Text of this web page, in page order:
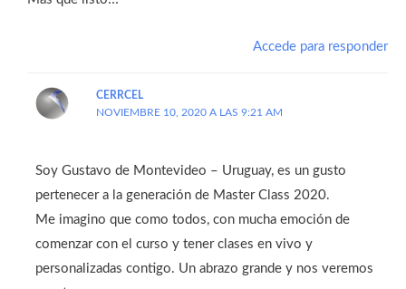
Accede para responder
CERRCEL
NOVIEMBRE 10, 2020 A LAS 9:21 AM
Soy Gustavo de Montevideo – Uruguay, es un gusto
pertenecer a la generación de Master Class 2020.
Me imagino que como todos, con mucha emoción de
comenzar con el curso y tener clases en vivo y
personalizadas contigo. Un abrazo grande y nos veremos